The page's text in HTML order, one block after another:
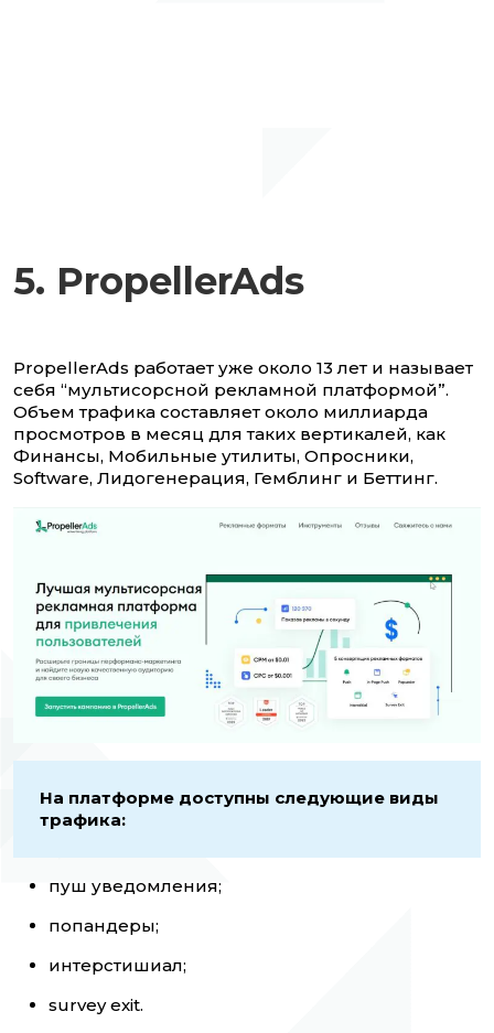
5. PropellerAds
PropellerAds работает уже около 13 лет и называет
себя “мультисорсной рекламной платформой”.
Объем трафика составляет около миллиарда
просмотров в месяц для таких вертикалей, как
Финансы, Мобильные утилиты, Опросники,
Software, Лидогенерация, Гемблинг и Беттинг.
На платформе доступны следующие виды
трафика:
пуш уведомления;
попандеры;
интерстишиал;
survey exit.